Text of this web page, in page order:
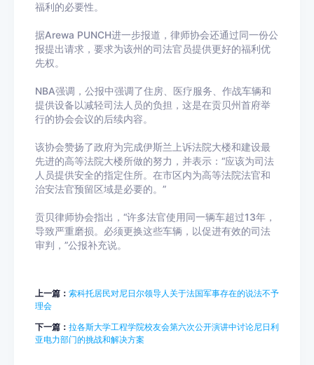
福利的必要性。
据Arewa PUNCH进一步报道，律师协会还通过同一份公
报提出请求，要求为该州的司法官员提供更好的福利优
先权。
NBA强调，公报中强调了住房、医疗服务、作战车辆和
提供设备以减轻司法人员的负担，这是在贡贝州首府举
行的协会会议的后续内容。
该协会赞扬了政府为完成伊斯兰上诉法院大楼和建设最
先进的高等法院大楼所做的努力，并表示：“应该为司法
人员提供安全的指定住所。在市区内为高等法院法官和
治安法官预留区域是必要的。”
贡贝律师协会指出，“许多法官使用同一辆车超过13年，
导致严重磨损。必须更换这些车辆，以促进有效的司法
审判，”公报补充说。
上一篇： 索科托居民对尼日尔领导人关于法国军事存在的说法不予
理会
下一篇： 拉各斯大学工程学院校友会第六次公开演讲中讨论尼日利
亚电力部门的挑战和解决方案